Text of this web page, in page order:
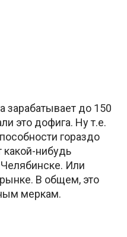
зарабатывает до 150
это дофига. Ну т.е.
гораздо
какой-нибудь
Или
В общем, это
меркам.